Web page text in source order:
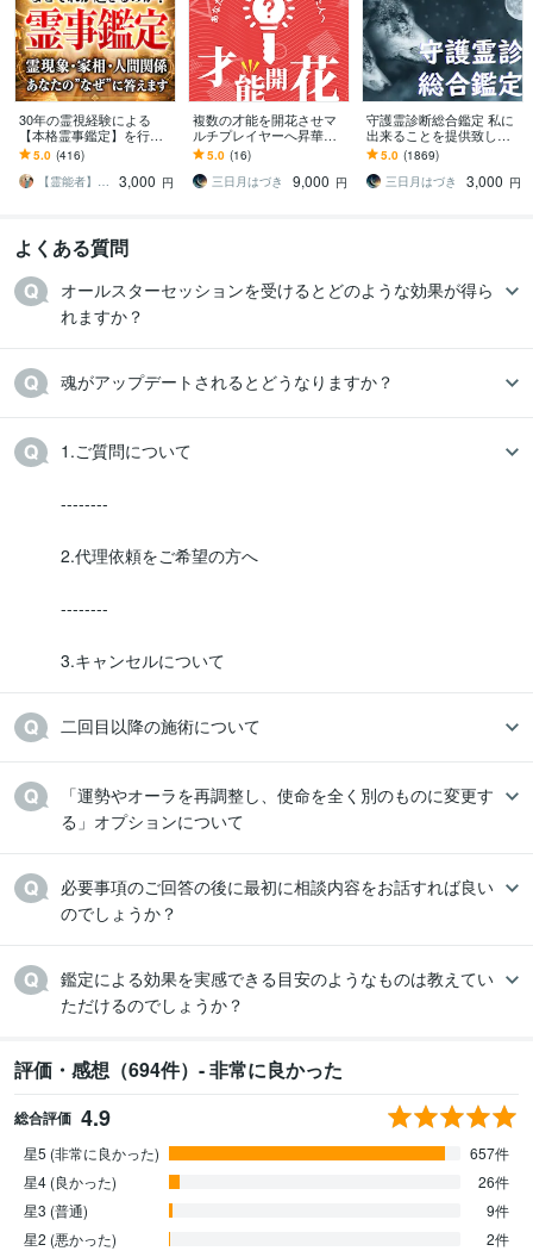
30年の霊視経験による
【本格霊事鑑定】を行い
ます 霊現象・家相・家
系・先祖・土地・人間関
係・悪縁・因縁・厄払い
5.0 (416)
【霊能者】天晴
3,000 円
複数の才能を開花させマ
ルチプレイヤーへ昇華さ
せます あなた様を複数の
才能に長けた優れた人へ
5.0 (16)
三日月はづき
9,000 円
守護霊診断総合鑑定 私に
出来ることを提供致しま
す あなたの守護霊 守護動
物霊などをこの機会に把
握しましょう
5.0 (1869)
三日月はづき
3,000 円
よくある質問
オールスターセッションを受けるとどのような効果が得ら
れますか？
魂がアップデートされるとどうなりますか？
1.ご質問について
--------
2.代理依頼をご希望の方へ
--------
3.キャンセルについて
二回目以降の施術について
「運勢やオーラを再調整し、使命を全く別のものに変更す
る」オプションについて
必要事項のご回答の後に最初に相談内容をお話すれば良い
のでしょうか？
鑑定による効果を実感できる目安のようなものは教えてい
ただけるのでしょうか？
評価・感想（694件）- 非常に良かった
総合評価 4.9
星5 (非常に良かった)
657件
星4 (良かった)
26件
星3 (普通)
9件
星2 (悪かった)
2件